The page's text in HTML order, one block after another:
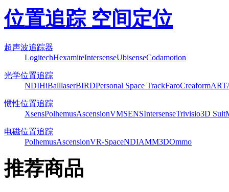
位置追踪 空间定位
超声波追踪器
LogitechHexamiteIntersenseUbisenseCodamotion
光学位置追踪
NDIHiBalllaserBIRDPersonal Space TrackFaroCreaformART
惯性位置追踪
XsensPolhemusAscensionVMSENSIntersenseTrivisio3D Suit
电磁位置追踪
PolhemusAscensionVR-SpaceNDIAMM3DOmmo
推荐商品